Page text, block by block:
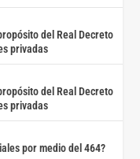
del Real Decreto
privadas
del Real Decreto
privadas
por medio del 464?